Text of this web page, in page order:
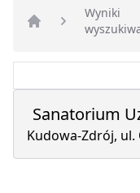
Strona główna
Wyniki
Sanatorium
Kudowa-Zdrój,